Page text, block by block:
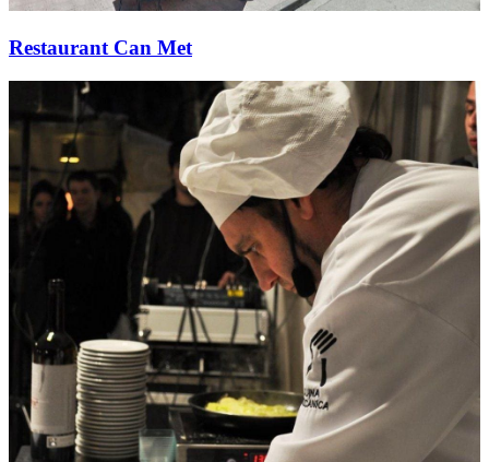
Restaurant Can Met